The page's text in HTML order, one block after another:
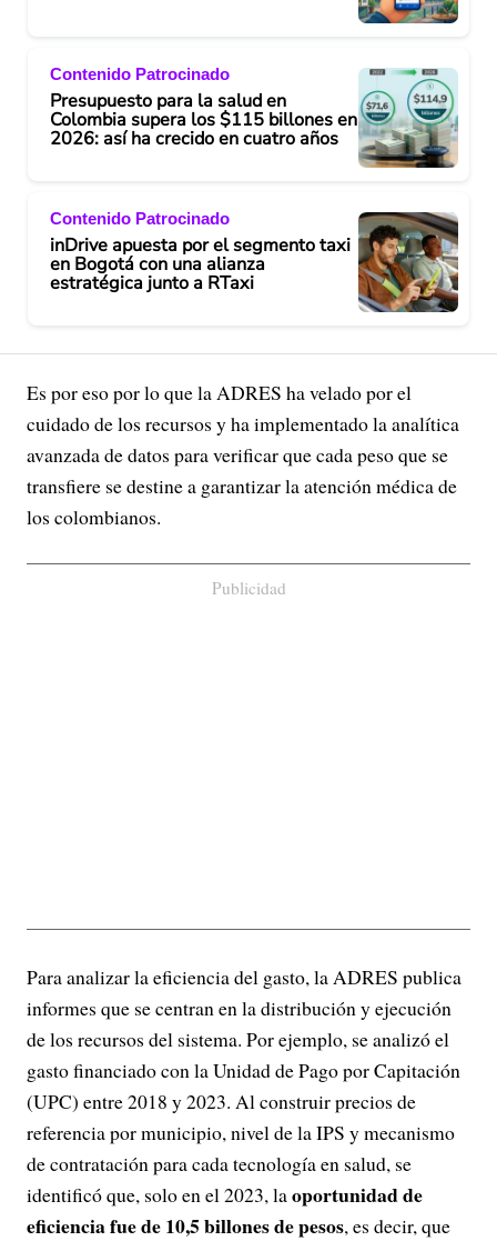
Contenido Patrocinado
Presupuesto para la salud en
Colombia supera los $115 billones en
2026: así ha crecido en cuatro años
Contenido Patrocinado
inDrive apuesta por el segmento taxi
en Bogotá con una alianza
estratégica junto a RTaxi
Es por eso por lo que la ADRES ha velado por el
cuidado de los recursos y ha implementado la analítica
avanzada de datos para verificar que cada peso que se
transfiere se destine a garantizar la atención médica de
los colombianos.
Publicidad
Para analizar la eficiencia del gasto, la ADRES publica
informes que se centran en la distribución y ejecución
de los recursos del sistema. Por ejemplo, se analizó el
gasto financiado con la Unidad de Pago por Capitación
(UPC) entre 2018 y 2023. Al construir precios de
referencia por municipio, nivel de la IPS y mecanismo
de contratación para cada tecnología en salud, se
identificó que, solo en el 2023, laoportunidad de
eficiencia fue de 10,5 billones de pesos, es decir, que